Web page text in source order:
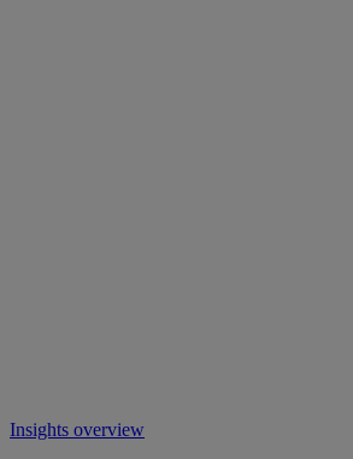
Insights overview